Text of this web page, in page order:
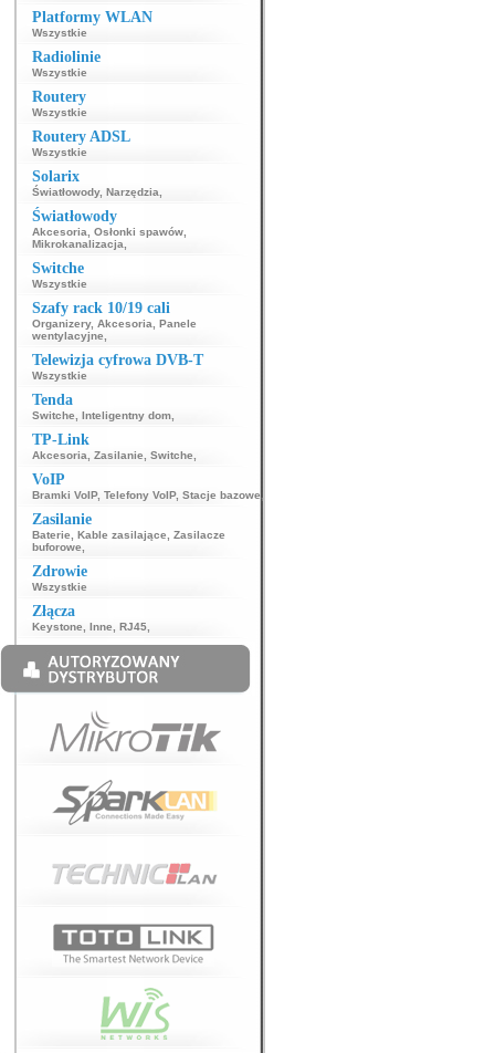
Platformy WLAN
Wszystkie
Radiolinie
Wszystkie
Routery
Wszystkie
Routery ADSL
Wszystkie
Solarix
Światłowody, Narzędzia
Światłowody
Akcesoria Osłonki spawów
Mikrokanalizacja
Switche
Wszystkie
Szafy rack 10/19 cali
Organizery, Akcesoria
Panele
wentylacyjne
Telewizja cyfrowa DVB-T
Wszystkie
Tenda
Switche Inteligentny dom
TP-Link
Akcesoria Zasilanie Switche
VoIP
Bramki VoIP, Telefony VoIP, Stacje bazowe
Zasilanie
Baterie Kable zasilające
Zasilacze
buforowe
Zdrowie
Wszystkie
Złącza
Keystone Inne RJ45